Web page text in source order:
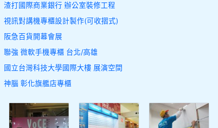
渣打國際商業銀行 辦公室裝修工程
視訊對講機專櫃設計製作(可收摺式)
阪急百貨開幕會展
聯強 微軟手機專櫃 台北/高雄
國立台灣科技大學國際大樓 展演空間
神腦 彰化旗艦店專櫃